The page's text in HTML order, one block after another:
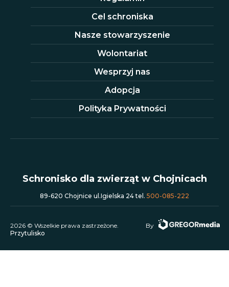
Cel schroniska
Nasze stowarzyszenie
Wolontariat
Wesprzyj nas
Adopcja
Polityka Prywatności
Schronisko dla zwierząt w Chojnicach
89-620 Chojnice ul.Igielska 24 tel. 500-085-222
2026 © Wszelkie prawa zastrzeżone.
Przytulisko
By